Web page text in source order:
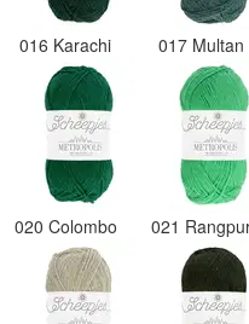
016 Karachi 017 Multan
020 Colombo 021